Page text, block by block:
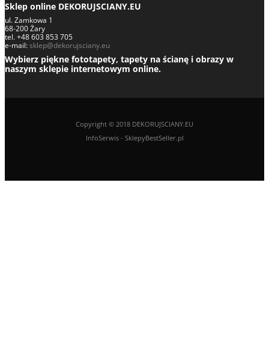
Sklep online DEKORUJSCIANY.EU
ul. Zamkowa 1
68-200 Żary
tel. +48 603 853 705
e-mail:sklep@dekorujsciany.eu
Wybierz piękne fototapety, tapety na ścianę i obrazy w
naszym sklepie internetowym online.
Copyright © 2018 DEKORUJSCIANY.EU
InfoSerwis- SklepyBestSeller.pl